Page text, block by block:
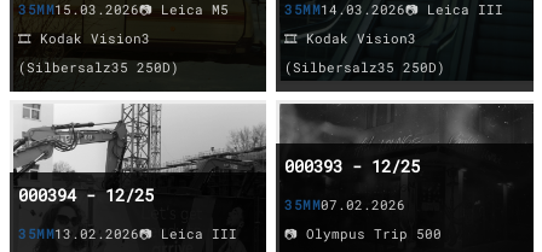
35MM15.03.2026📷 Leica M5
🎞️ Kodak Vision3
(Silbersalz35 250D)
35MM14.03.2026📷 Leica III
🎞️ Kodak Vision3
(Silbersalz35 250D)
000394 - 12/25
35MM13.02.2026📷 Leica III
000393 - 12/25
35MM07.02.2026
📷 Olympus Trip 500